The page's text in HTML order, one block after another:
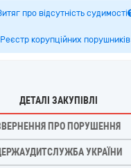
про відсутність судимості
Реєстр корупційних порушників
ДЕТАЛІ ЗАКУПІВЛІ
ПРО ПОРУШЕННЯ
УКРАЇНИ